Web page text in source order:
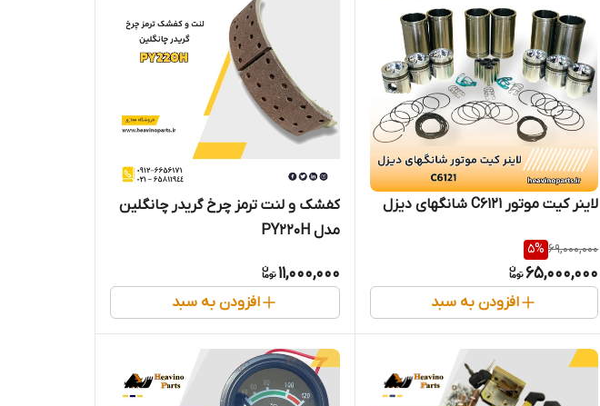
لاینر کیت موتور C6121 شانگهای دیزل
69,000,000
5%
65,000,000
افزودن به سبد
کفشک و لنت ترمز چرخ گریدر چانگلین
مدل PY220H
11,000,000
افزودن به سبد